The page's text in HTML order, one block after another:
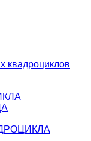
квадроциклов